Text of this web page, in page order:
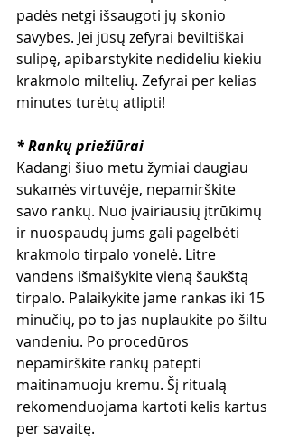
padės netgi išsaugoti jų skonio
savybes. Jei jūsų zefyrai beviltiškai
sulipę, apibarstykite nedideliu kiekiu
krakmolo miltelių. Zefyrai per kelias
minutes turėtų atlipti!
* Rankų priežiūrai
Kadangi šiuo metu žymiai daugiau
sukamės virtuvėje, nepamirškite
savo rankų. Nuo įvairiausių įtrūkimų
ir nuospaudų jums gali pagelbėti
krakmolo tirpalo vonelė. Litre
vandens išmaišykite vieną šaukštą
tirpalo. Palaikykite jame rankas iki 15
minučių, po to jas nuplaukite po šiltu
vandeniu. Po procedūros
nepamirškite rankų patepti
maitinamuoju kremu. Šį ritualą
rekomenduojama kartoti kelis kartus
per savaitę.